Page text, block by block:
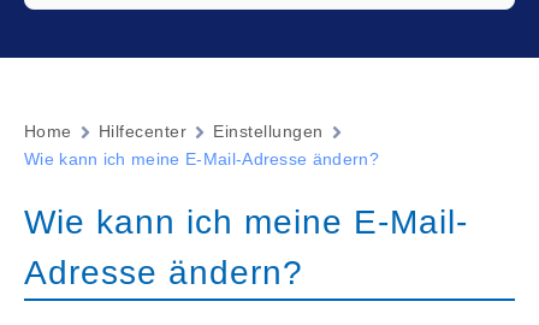
Home Hilfecenter
Einstellungen
Wie kann ich meine E-Mail-Adresse ändern?
Wie kann ich meine E-Mail-
Adresse ändern?